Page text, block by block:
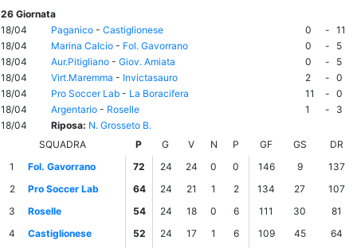
26 Giornata
18/04
Paganico - Castiglionese 0 - 11
18/04
Marina Calcio - Fol. Gavorrano 0 -
5
18/04
Aur.Pitigliano - Giov. Amiata 0 -
5
18/04
Virt.Maremma - Invictasauro 2 - 0
18/04
Pro Soccer Lab - La Boracifera 11 - 0
18/04
Argentario - Roselle 1 -
3
18/04
Riposa: N. Grosseto B.
SQUADRA
P G V N P GF GS
DR
1
Fol. Gavorrano 72 24 24 0 0 146 9
137
2
Pro Soccer Lab 64 24 21 1 2 134 27
107
3
Roselle 54 24 18 0 6 111 30
81
4
Castiglionese 52 24 17 1 6 109 45 64